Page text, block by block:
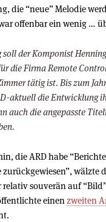
die “neue” Melodie
offenbar ein wenig …
der Komponist
die Firma Remote
tätig ist. Bis zum
aktuell die Entwicklung
auch die angepasste
die ARD habe
zurückgewiesen”, wälzte
relativ souverän auf
einenzweiten